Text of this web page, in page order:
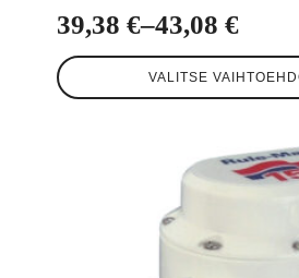
39,38 €–43,08 €
Hintaluokka:
39,38 €
VALITSE
Tällä
tuotteella